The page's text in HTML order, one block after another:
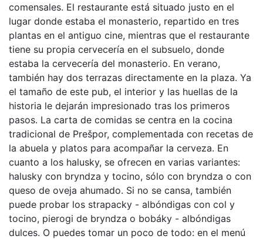
comensales. El restaurante está situado justo en el
lugar donde estaba el monasterio, repartido en tres
plantas en el antiguo cine, mientras que el restaurante
tiene su propia cervecería en el subsuelo, donde
estaba la cervecería del monasterio. En verano,
también hay dos terrazas directamente en la plaza. Ya
el tamaño de este pub, el interior y las huellas de la
historia le dejarán impresionado tras los primeros
pasos. La carta de comidas se centra en la cocina
tradicional de Prešpor, complementada con recetas de
la abuela y platos para acompañar la cerveza. En
cuanto a los halusky, se ofrecen en varias variantes:
halusky con bryndza y tocino, sólo con bryndza o con
queso de oveja ahumado. Si no se cansa, también
puede probar los strapacky - albóndigas con col y
tocino, pierogi de bryndza o bobáky - albóndigas
dulces. O puedes tomar un poco de todo: en el menú